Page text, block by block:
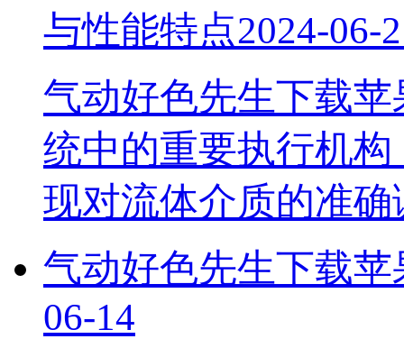
与性能特点2024-06-
气动好色先生下载苹
统中的重要执行机构
现对流体介质的准
气动好色先生下载
06-14